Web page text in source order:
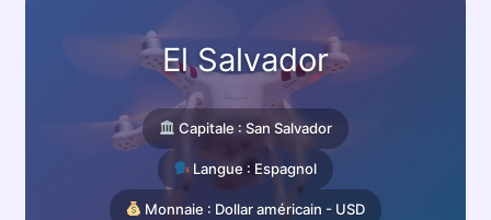
El Salvador
Capitale : San Salvador
Langue : Espagnol
Monnaie : Dollar américain - USD